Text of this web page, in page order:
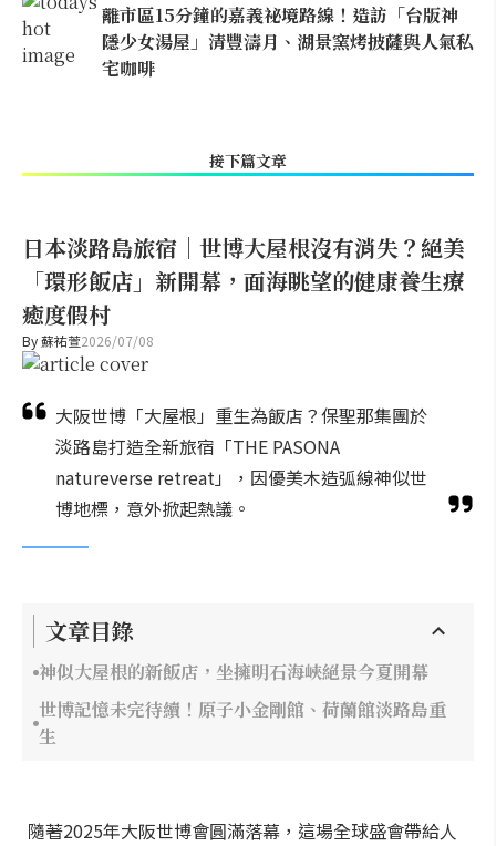
離市區15分鐘的嘉義祕境路線！造訪「台版神
隱少女湯屋」清豐濤月、湖景窯烤披薩與人氣私
宅咖啡
接下篇文章
日本淡路島旅宿｜世博大屋根沒有消失？絕美
「環形飯店」新開幕，面海眺望的健康養生療
癒度假村
By蘇祐萱2026/07/08
大阪世博「大屋根」重生為飯店？保聖那集團於
淡路島打造全新旅宿「THE PASONA
natureverse retreat」，因優美木造弧線神似世
博地標，意外掀起熱議。
文章目錄
神似大屋根的新飯店，坐擁明石海峽絕景今夏開幕
世博記憶未完待續！原子小金剛館、荷蘭館淡路島重
生
隨著2025年大阪世博會圓滿落幕，這場全球盛會帶給人